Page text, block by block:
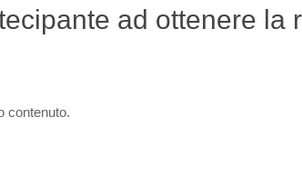
ad ottenere
contenuto.